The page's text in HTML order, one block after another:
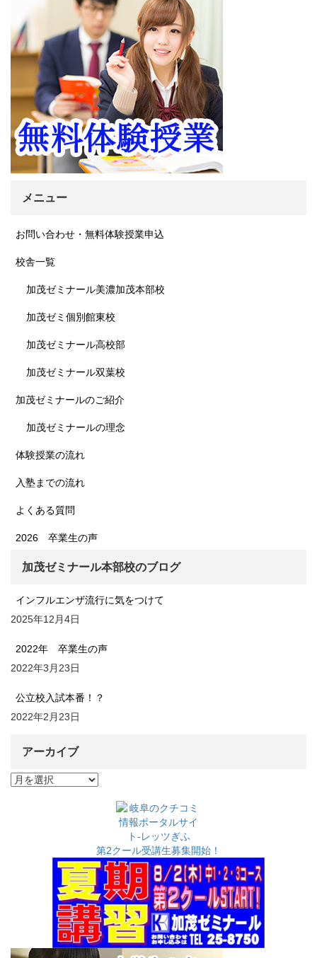
メニュー
お問い合わせ・無料体験授業申込
校舎一覧
加茂ゼミナール美濃加茂本部校
加茂ゼミ個別館東校
加茂ゼミナール高校部
加茂ゼミナール双葉校
加茂ゼミナールのご紹介
加茂ゼミナールの理念
体験授業の流れ
入塾までの流れ
よくある質問
2026 卒業生の声
加茂ゼミナール本部校のブログ
インフルエンザ流行に気をつけて
2025年12月4日
2022年 卒業生の声
2022年3月23日
公立校入試本番！？
2022年2月23日
アーカイブ
ア
第2クール受講生募集開始！